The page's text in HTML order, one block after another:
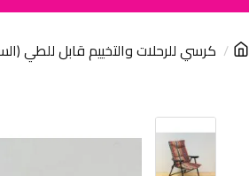
كرسي للرحلات والتخييم قابل للطي